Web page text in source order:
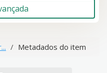
Metadados do item